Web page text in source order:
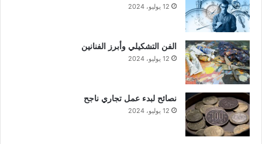
12 يوليو، 2024
الفن التشكيلي وأبرز الفنانين
12 يوليو، 2024
نصائح لبدء عمل تجاري ناجح
12 يوليو، 2024